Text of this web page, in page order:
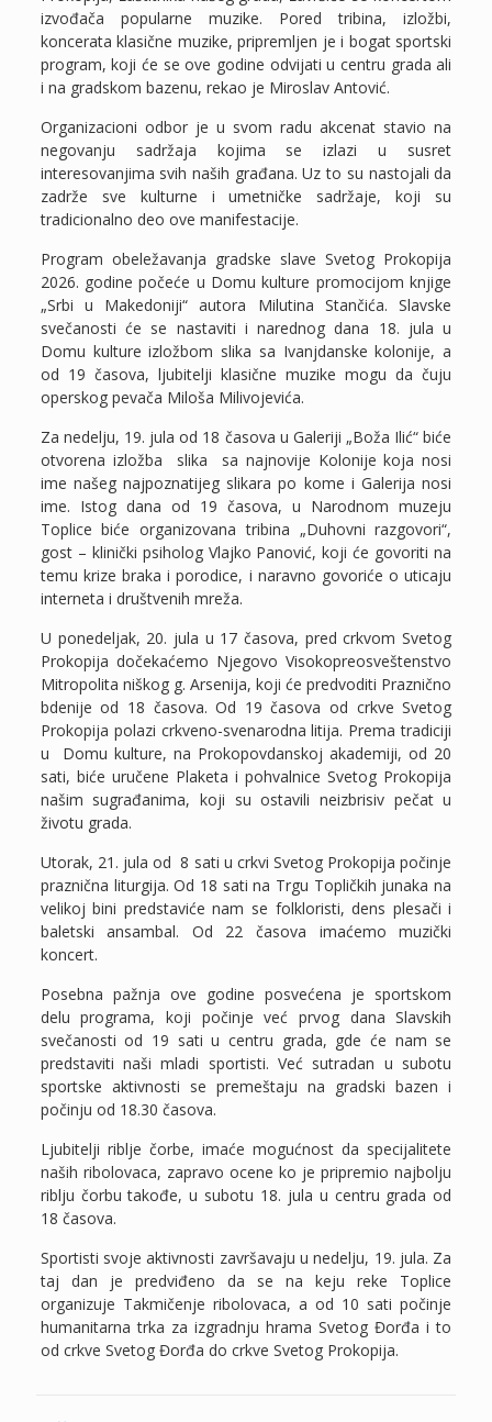
izvođača popularne muzike. Pored tribina, izložbi,
koncerata klasične muzike, pripremljen je i bogat sportski
program, koji će se ove godine odvijati u centru grada ali
i na gradskom bazenu, rekao je Miroslav Antović.
Organizacioni odbor je u svom radu akcenat stavio na
negovanju sadržaja kojima se izlazi u susret
interesovanjima svih naših građana. Uz to su nastojali da
zadrže sve kulturne i umetničke sadržaje, koji su
tradicionalno deo ove manifestacije.
Program obeležavanja gradske slave Svetog Prokopija
2026. godine počeće u Domu kulture promocijom knjige
„Srbi u Makedoniji“ autora Milutina Stančića. Slavske
svečanosti će se nastaviti i narednog dana 18. jula u
Domu kulture izložbom slika sa Ivanjdanske kolonije, a
od 19 časova, ljubitelji klasične muzike mogu da čuju
operskog pevača Miloša Milivojevića.
Za nedelju, 19. jula od 18 časova u Galeriji „Boža Ilić“ biće
otvorena izložba slika sa najnovije Kolonije koja nosi
ime našeg najpoznatijeg slikara po kome i Galerija nosi
ime. Istog dana od 19 časova, u Narodnom muzeju
Toplice biće organizovana tribina „Duhovni razgovori“,
gost – klinički psiholog Vlajko Panović, koji će govoriti na
temu krize braka i porodice, i naravno govoriće o uticaju
interneta i društvenih mreža.
U ponedeljak, 20. jula u 17 časova, pred crkvom Svetog
Prokopija dočekaćemo Njegovo Visokopreosveštenstvo
Mitropolita niškog g. Arsenija, koji će predvoditi Praznično
bdenije od 18 časova. Od 19 časova od crkve Svetog
Prokopija polazi crkveno-svenarodna litija. Prema tradiciji
u Domu kulture, na Prokopovdanskoj akademiji, od 20
sati, biće uručene Plaketa i pohvalnice Svetog Prokopija
našim sugrađanima, koji su ostavili neizbrisiv pečat u
životu grada.
Utorak, 21. jula od 8 sati u crkvi Svetog Prokopija počinje
praznična liturgija. Od 18 sati na Trgu Topličkih junaka na
velikoj bini predstaviće nam se folkloristi, dens plesači i
baletski ansambal. Od 22 časova imaćemo muzički
koncert.
Posebna pažnja ove godine posvećena je sportskom
delu programa, koji počinje već prvog dana Slavskih
svečanosti od 19 sati u centru grada, gde će nam se
predstaviti naši mladi sportisti. Već sutradan u subotu
sportske aktivnosti se premeštaju na gradski bazen i
počinju od 18.30 časova.
Ljubitelji riblje čorbe, imaće mogućnost da specijalitete
naših ribolovaca, zapravo ocene ko je pripremio najbolju
riblju čorbu takođe, u subotu 18. jula u centru grada od
18 časova.
Sportisti svoje aktivnosti završavaju u nedelju, 19. jula. Za
taj dan je predviđeno da se na keju reke Toplice
organizuje Takmičenje ribolovaca, a od 10 sati počinje
humanitarna trka za izgradnju hrama Svetog Đorđa i to
od crkve Svetog Đorđa do crkve Svetog Prokopija.